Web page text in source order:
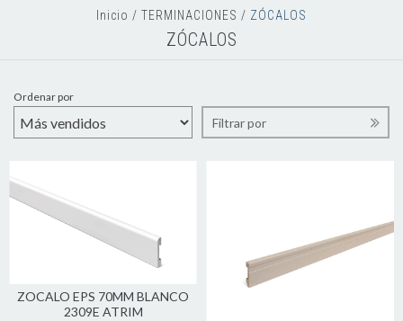
Inicio / TERMINACIONES / ZÓCALOS
ZÓCALOS
Ordenar por
Filtrar por
ZOCALO EPS 70MM BLANCO
2309E ATRIM